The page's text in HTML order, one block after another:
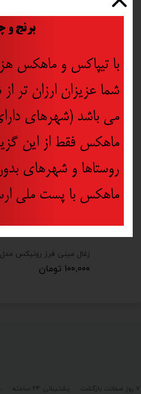
۱۰۰,۰۰۰ تومان
پشتیبانی ۲۴ ساعته ۷ روز ضمانت بازگشت
برنج و
با تیپاکس و ماهکس
شما عزیزان ارزان تر
می باشد (شهرهای
ماهکس فقط از این
روستاها و شهرهای
ماهکس با پست ملی